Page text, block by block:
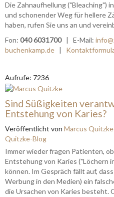
Die Zahnaufhellung ("Bleaching")
und schonender Weg für hellere
haben, rufen Sie uns an und
Fon: 040 6031700| E-Mail:
buchenkamp.de |
Aufrufe: 7236
Sind Süßigkeiten
Entstehung von Karies?
Veröffentlicht von Marcus Quitzke
Quitzke-Blog
Immer wieder fragen Patienten,
Entstehung von Karies ("Löchern
können. Im Gespräch fällt auf,
Werbung in den Medien) ein
die Ursachen von Karies besteht.